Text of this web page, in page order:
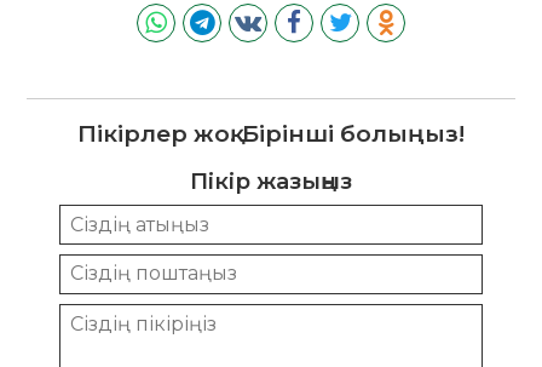
Пікірлер жоқ. Бірінші болыңыз!
Пікір жазыңыз